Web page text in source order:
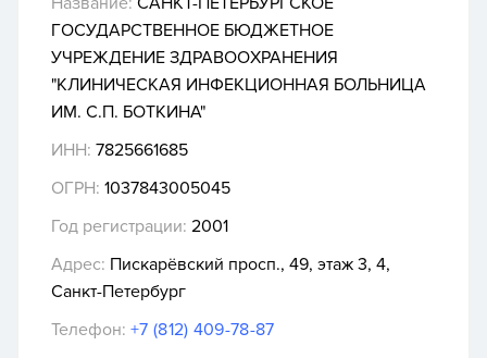
ГОСУДАРСТВЕННОЕ БЮДЖЕТНОЕ
УЧРЕЖДЕНИЕ ЗДРАВООХРАНЕНИЯ
"КЛИНИЧЕСКАЯ ИНФЕКЦИОННАЯ БОЛЬНИЦА
ИМ. С.П. БОТКИНА"
ИНН: 7825661685
ОГРН: 1037843005045
Год регистрации: 2001
Адрес: Пискарёвский просп., 49, этаж 3, 4,
Санкт-Петербург
Телефон: +7 (812) 409-78-87